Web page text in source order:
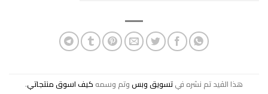
هذا القيد تم نشره فيتسويق وبسوتم وسمه كيف اسوق منتجاتي.